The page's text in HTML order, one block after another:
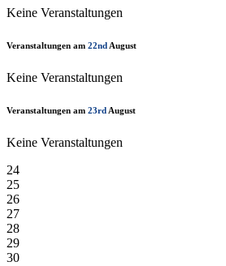
Keine Veranstaltungen
Veranstaltungen am 22ndAugust
Keine Veranstaltungen
Veranstaltungen am 23rd August
Keine Veranstaltungen
24
25
26
27
28
29
30